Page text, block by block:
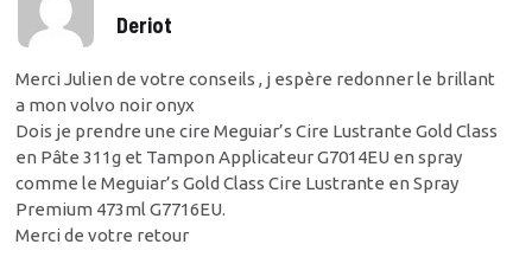
Deriot
Merci Julien de votre conseils , j espère redonner le brillant
a mon volvo noir onyx
Dois je prendre une cire Meguiar’s Cire Lustrante Gold Class
en Pâte 311g et Tampon Applicateur G7014EU en spray
comme le Meguiar’s Gold Class Cire Lustrante en Spray
Premium 473ml G7716EU.
Merci de votre retour